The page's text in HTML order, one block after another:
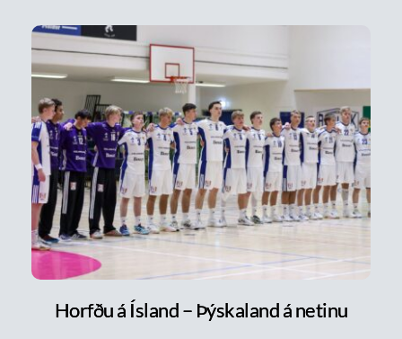
Horfðu á Ísland – Þýskaland á netinu